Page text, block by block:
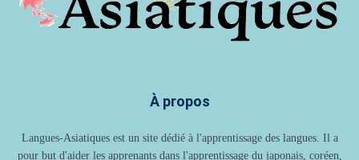
À propos
Langues-Asiatiques est un site dédié à l'apprentissage des langues. Il a
pour but d'aider les apprenants dans l'apprentissage du japonais, coréen,